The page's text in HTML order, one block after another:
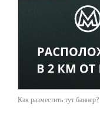
Как разместить тут баннер?